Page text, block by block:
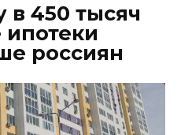
в 450 тысяч
россиян